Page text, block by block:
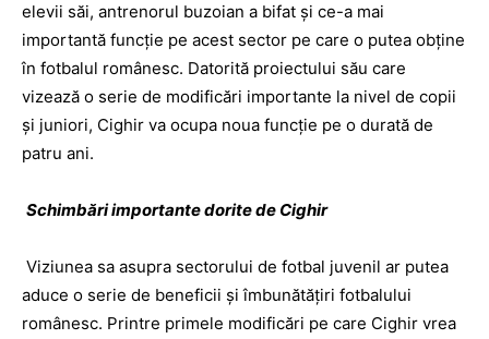
elevii săi, antrenorul buzoian a bifat şi ce-a mai
importantă funcţie pe acest sector pe care o putea obţine
în fotbalul românesc. Datorită proiectului său care
vizează o serie de modificări importante la nivel de copii
şi juniori, Cighir va ocupa noua funcţie pe o durată de
patru ani.
Schimbări importante dorite de Cighir
Viziunea sa asupra sectorului de fotbal juvenil ar putea
aduce o serie de beneficii şi îmbunătăţiri fotbalului
românesc. Printre primele modificări pe care Cighir vrea